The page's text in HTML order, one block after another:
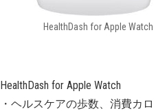
HealthDash for Apple Watch
HealthDash for Apple Watch
・ヘルスケアの歩数、消費カ